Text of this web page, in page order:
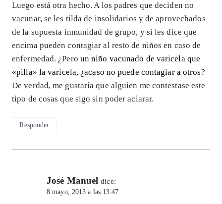
Luego está otra hecho. A los padres que deciden no
vacunar, se les tilda de insolidarios y de aprovechados
de la supuesta inmunidad de grupo, y si les dice que
encima pueden contagiar al resto de niños en caso de
enfermedad. ¿Pero un niño vacunado de varicela que
«pilla» la varicela, ¿acaso no puede contagiar a otros?
De verdad, me gustaría que alguien me contestase este
tipo de cosas que sigo sin poder aclarar.
Responder
José Manuel dice:
8 mayo, 2013 a las 13:47